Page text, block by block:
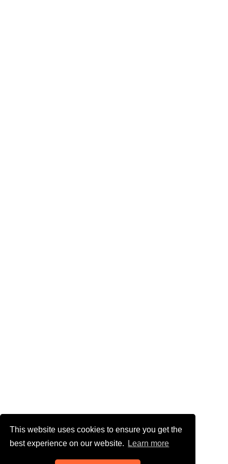
This website uses cookies to ensure you get the
best experience on our website.
Learn more